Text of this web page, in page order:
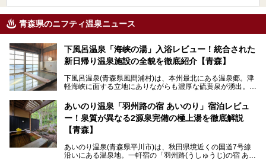
青森県のニフティ温泉ニュース
下風呂温泉「海峡の湯」入浴レビュー！統合された
新日帰り温泉施設の全貌を徹底紹介【青森】
下風呂温泉(青森県風間浦村)は、本州最北にある温泉郷。津
軽海峡に面する立地にありながらも濃厚な硫黄泉が湧出。良
泉ファンが訪れる温泉地です。
「海峡の湯」は、以前あった2つの共同浴場を統合し、2020
年12月にオープンした日帰り入浴施設。かつて別々の共同
浴場で使用された2つの源泉を楽しめる点が魅力です。また
無料休憩室や食事処も併設し、地元常連客のみならず観光客
にも利用しやすい施設へ変貌しました。
今回、筆者は実際に海峡の湯へ訪問・入浴し、その魅力を徹
あいのり温泉「羽州路の宿 あいのり」宿泊レビュ
ー！泉質が異なる2源泉完備の極上湯を徹底解説
【青森】
あいのり温泉(青森県平川市)は、秋田県境近くの国道7号線
沿いにある温泉地。一軒宿の「羽州路(うしゅうじ)の宿 あい